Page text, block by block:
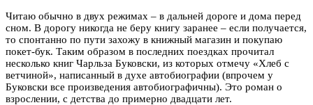
Читаю обычно в двух режимах – в дальней дороге и дома перед
сном. В дорогу никогда не беру книгу заранее – если получается,
то спонтанно по пути захожу в книжный магазин и покупаю
покет-бук. Таким образом в последних поездках прочитал
несколько книг Чарльза Буковски, из которых отмечу «Хлеб с
ветчиной», написанный в духе автобиографии (впрочем у
Буковски все произведения автобиографичны). Это роман о
взрослении, с детства до примерно двадцати лет.